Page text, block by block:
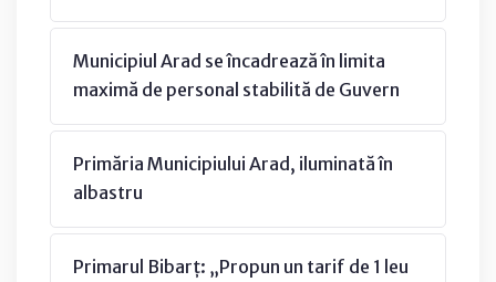
Municipiul Arad se încadrează în limita
maximă de personal stabilită de Guvern
Primăria Municipiului Arad, iluminată în
albastru
Primarul Bibarț: „Propun un tarif de 1 leu